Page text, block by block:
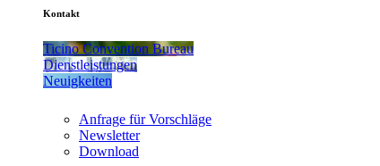
Kontakt
Ticino Convention Bureau
Dienstleistungen
Neuigkeiten
Anfrage für Vorschläge
Newsletter
Download